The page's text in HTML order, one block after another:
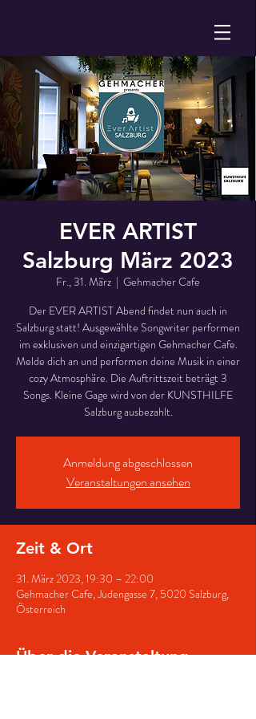
EVER ARTIST
Salzburg März 2023
Fr., 31. März
  |
Gehmacher Cafe
Der EVER ARTIST Abend findet nun auch in
Salzburg statt! Ausgewählte Songwriter performen
im exklusiven und einzigartigen Gehmacher Cafe.
Melde dich an und performen deine Musik in einer
cozy Atmosphäre. Die Auftrittszeit beträgt 3
Songs. Kleine Gage wird von der KUNSTHILFE
Salzburg ausbezahlt.
Anmeldung abgeschlossen
Veranstaltungen ansehen
Zeit & Ort
31. März 2023, 19:30 – 22:00
Gehmacher Cafe, Judengasse 7, 5020 Salzburg,
Österreich
Über die Veranstaltung